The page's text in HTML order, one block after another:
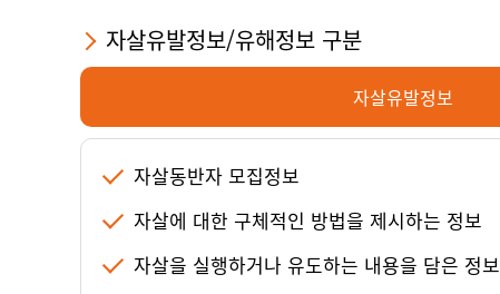
자살유발정보/유해정보 구분
자살유발정보
자살동반자 모집정보
자살에 대한 구체적인 방법을 제시하는 정보
자살을 실행하거나 유도하는 내용을 담은 정보